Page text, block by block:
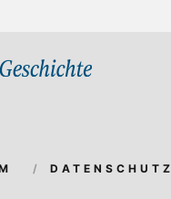
DATENSCHUTZ